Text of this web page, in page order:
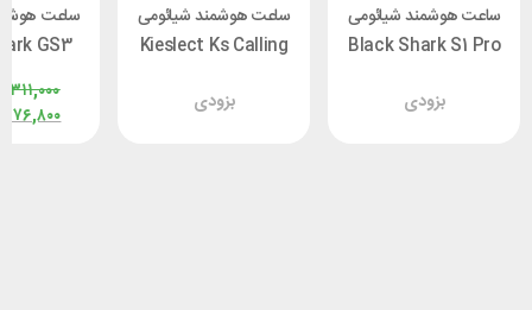
ساعت هوشمند شیائومی
Black Shark S1 Pro
بزودی
ساعت هوشمند شیائومی
Kieslect Ks Calling
بزودی
ساعت
GS3